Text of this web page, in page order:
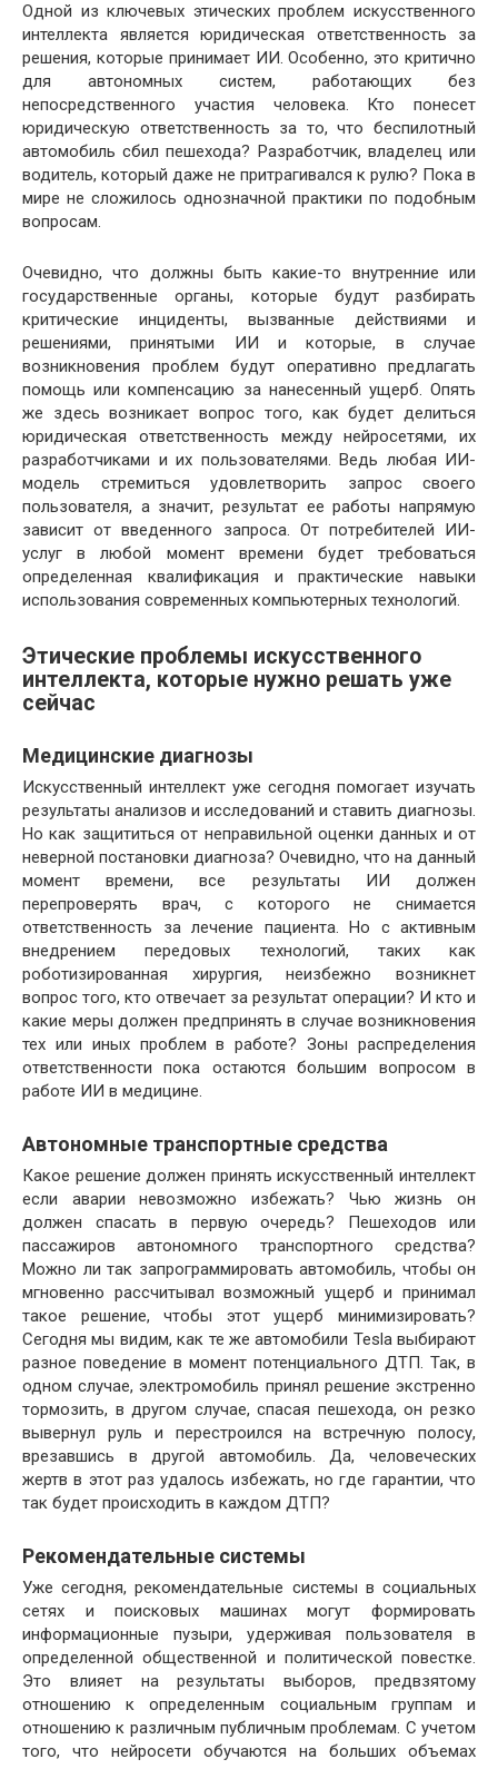
Одной из ключевых этических проблем искусственного
интеллекта является юридическая ответственность за
решения, которые принимает ИИ. Особенно, это критично
для автономных систем, работающих без
непосредственного участия человека. Кто понесет
юридическую ответственность за то, что беспилотный
автомобиль сбил пешехода? Разработчик, владелец или
водитель, который даже не притрагивался к рулю? Пока в
мире не сложилось однозначной практики по подобным
вопросам.
Очевидно, что должны быть какие-то внутренние или
государственные органы, которые будут разбирать
критические инциденты, вызванные действиями и
решениями, принятыми ИИ и которые, в случае
возникновения проблем будут оперативно предлагать
помощь или компенсацию за нанесенный ущерб. Опять
же здесь возникает вопрос того, как будет делиться
юридическая ответственность между нейросетями, их
разработчиками и их пользователями. Ведь любая ИИ-
модель стремиться удовлетворить запрос своего
пользователя, а значит, результат ее работы напрямую
зависит от введенного запроса. От потребителей ИИ-
услуг в любой момент времени будет требоваться
определенная квалификация и практические навыки
использования современных компьютерных технологий.
Этические проблемы искусственного
интеллекта, которые нужно решать уже
сейчас
Медицинские диагнозы
Искусственный интеллект уже сегодня помогает изучать
результаты анализов и исследований и ставить диагнозы.
Но как защититься от неправильной оценки данных и от
неверной постановки диагноза? Очевидно, что на данный
момент времени, все результаты ИИ должен
перепроверять врач, с которого не снимается
ответственность за лечение пациента. Но с активным
внедрением передовых технологий, таких как
роботизированная хирургия, неизбежно возникнет
вопрос того, кто отвечает за результат операции? И кто и
какие меры должен предпринять в случае возникновения
тех или иных проблем в работе? Зоны распределения
ответственности пока остаются большим вопросом в
работе ИИ в медицине.
Автономные транспортные средства
Какое решение должен принять искусственный интеллект
если аварии невозможно избежать? Чью жизнь он
должен спасать в первую очередь? Пешеходов или
пассажиров автономного транспортного средства?
Можно ли так запрограммировать автомобиль, чтобы он
мгновенно рассчитывал возможный ущерб и принимал
такое решение, чтобы этот ущерб минимизировать?
Сегодня мы видим, как те же автомобили Tesla выбирают
разное поведение в момент потенциального ДТП. Так, в
одном случае, электромобиль принял решение экстренно
тормозить, в другом случае, спасая пешехода, он резко
вывернул руль и перестроился на встречную полосу,
врезавшись в другой автомобиль. Да, человеческих
жертв в этот раз удалось избежать, но где гарантии, что
так будет происходить в каждом ДТП?
Рекомендательные системы
Уже сегодня, рекомендательные системы в социальных
сетях и поисковых машинах могут формировать
информационные пузыри, удерживая пользователя в
определенной общественной и политической повестке.
Это влияет на результаты выборов, предвзятому
отношению к определенным социальным группам и
отношению к различным публичным проблемам. С учетом
того, что нейросети обучаются на больших объемах